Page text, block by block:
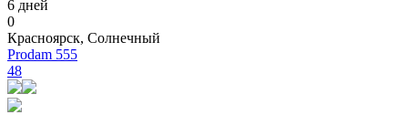
6 дней
0
Красноярск, Солнечный
Prodam 555
48